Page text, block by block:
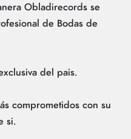
Obladirecords se
de Bodas de
del pais.
comprometidos con su
si.